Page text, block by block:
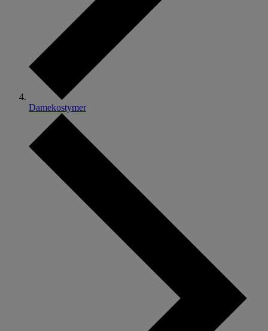
Damekostymer